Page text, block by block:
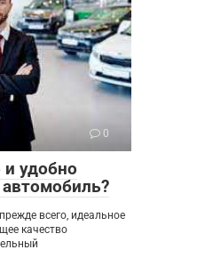
0
удобно
всего, идеальное
качество